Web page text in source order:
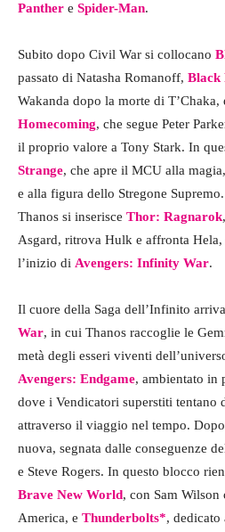
Panther e Spider-Man.
Subito dopo Civil War si collocano
passato di Natasha Romanoff, Black
Wakanda dopo la morte di T’Chaka,
Homecoming, che segue Peter
il proprio valore a Tony Stark. In
Strange, che apre il MCU alla
e alla figura dello Stregone
Thanos si inserisce Thor: Ragnarok
Asgard, ritrova Hulk e affronta Hela,
l’inizio di Avengers: Infinity War.
Il cuore della Saga dell’Infinito
War, in cui Thanos raccoglie le
metà degli esseri viventi
Avengers: Endgame, ambientato in
dove i Vendicatori superstiti tentano
attraverso il viaggio nel tempo.
nuova, segnata dalle conseguenze
e Steve Rogers. In questo blocco
Brave New World, con Sam Wilson
America, e Thunderbolts*, dedicato